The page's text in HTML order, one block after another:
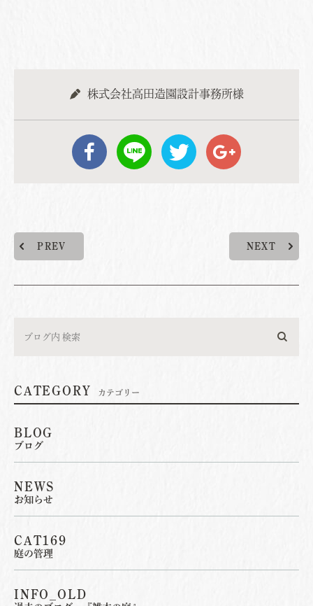
株式会社高田造園設計事務所様
PREV NEXT
CATEGORY カテゴリー
BLOG
ブログ
NEWS
お知らせ
CAT169
庭の管理
INFO_OLD